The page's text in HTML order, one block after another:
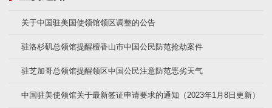
关于中国驻美国使领馆领区调整的公告
驻洛杉矶总领馆提醒檀香山市中国公民防范抢劫案件
驻芝加哥总领馆提醒领区中国公民注意防范恶劣天气
中国驻美使领馆关于最新签证申请要求的通知（2023年1月8日更新）